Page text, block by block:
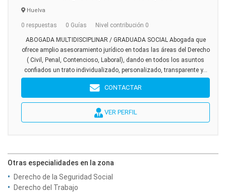
Huelva
0 respuestas 0 Guías Nivel contribución 0
ABOGADA MULTIDISCIPLINAR / GRADUADA SOCIAL Abogada que
ofrece amplio asesoramiento jurídico en todas las áreas del Derecho
( Civil, Penal, Contencioso, Laboral), dando en todos los asuntos
confiados un trato individualizado, personalizado, transparente y...
CONTACTAR
VER PERFIL
Otras especialidades en la zona
Derecho de la Seguridad Social
Derecho del Trabajo